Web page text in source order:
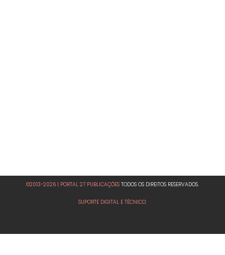
©2013-2026 | PORTAL 27 PUBLICAÇÕES TODOS OS DIREITOS RESERVADOS.
SUPORTE DIGITAL E TÉCNICO: